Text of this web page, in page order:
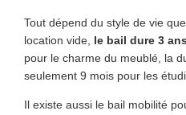
Tout dépend du style de vie
location vide, le bail dure 3
pour le charme du meublé, la
seulement 9 mois pour les
Il existe aussi le bail mobilité